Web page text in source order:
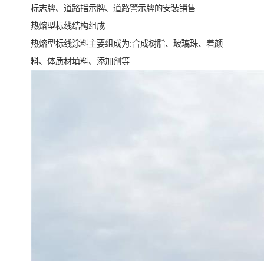
标志牌、道路指示牌、道路警示牌的安装销售
热熔型标线结构组成
热熔型标线涂料主要组成为:合成树脂、玻璃珠、着颜
料、体质材填料、添加剂等.